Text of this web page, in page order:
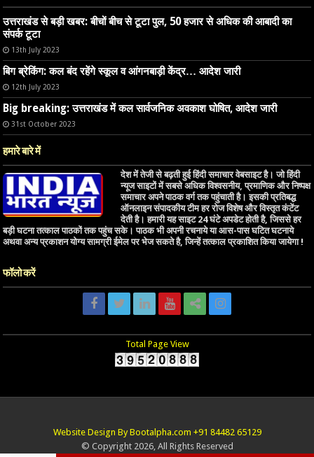
उत्तराखंड से बड़ी खबर: बीचों बीच से टूटा पुल, 50 हजार से अधिक की आबादी का
संपर्क टूटा
13th July 2023
बिग ब्रेकिंग: कल बंद रहेंगे स्कूल व आंगनबाड़ी केंद्र… आदेश जारी
12th July 2023
Big breaking: उत्तराखंड में कल सार्वजनिक अवकाश घोषित, आदेश जारी
31st October 2023
हमारे बारे में
देश में तेजी से बढ़ती हुई हिंदी समाचार वेबसाइट है। जो हिंदी
न्यूज साइटों में सबसे अधिक विश्वसनीय, प्रमाणिक और निष्पक्ष
समाचार अपने पाठक वर्ग तक पहुंचाती है। इसकी प्रतिबद्ध
ऑनलाइन संपादकीय टीम हर रोज विशेष और विस्तृत कंटेंट
देती है। हमारी यह साइट 24 घंटे अपडेट होती है, जिससे हर
बड़ी घटना तत्काल पाठकों तक पहुंच सके। पाठक भी अपनी रचनाये या आस-पास घटित घटनाये
अथवा अन्य प्रकाशन योग्य सामग्री ईमेल पर भेज सकते है, जिन्हें तत्काल प्रकाशित किया जायेगा !
फॉलो करें
Total Page View
Website Design By Bootalpha.com +91 84482 65129
© Copyright 2026, All Rights Reserved